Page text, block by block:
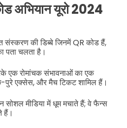
अभियान यूरो 2024
संस्करण की डिब्बे जिनमें QR कोड हैं,
पता चलता है।
एक रोमांचक संभावनाओं का एक
पुरे एक्सेस, और मैच टिकट शामिल हैं।
सोशल मीडिया में धूम मचाते हैं; वे फैन्स
हैं।